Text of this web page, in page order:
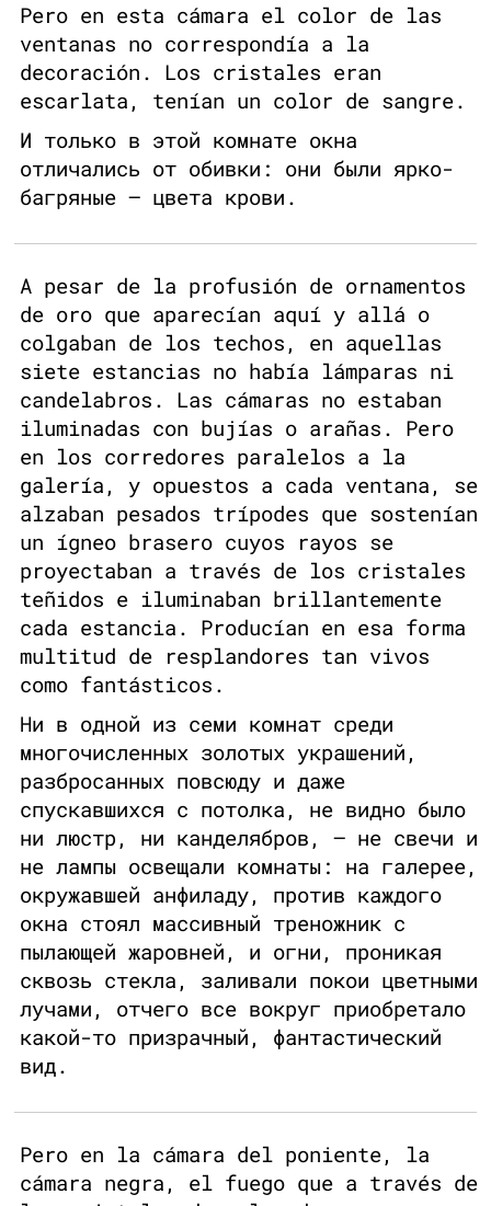
Pero en esta cámara el color de las
ventanas no correspondía a la
decoración. Los cristales eran
escarlata, tenían un color de sangre.
И только в этой комнате окна
отличались от обивки: они были ярко-
багряные — цвета крови.
A pesar de la profusión de ornamentos
de oro que aparecían aquí y allá o
colgaban de los techos, en aquellas
siete estancias no había lámparas ni
candelabros. Las cámaras no estaban
iluminadas con bujías o arañas. Pero
en los corredores paralelos a la
galería, y opuestos a cada ventana, se
alzaban pesados trípodes que sostenían
un ígneo brasero cuyos rayos se
proyectaban a través de los cristales
teñidos e iluminaban brillantemente
cada estancia. Producían en esa forma
multitud de resplandores tan vivos
como fantásticos.
Ни в одной из семи комнат среди
многочисленных золотых украшений,
разбросанных повсюду и даже
спускавшихся с потолка, не видно было
ни люстр, ни канделябров, — не свечи и
не лампы освещали комнаты: на галерее,
окружавшей анфиладу, против каждого
окна стоял массивный треножник с
пылающей жаровней, и огни, проникая
сквозь стекла, заливали покои цветными
лучами, отчего все вокруг приобретало
какой-то призрачный, фантастический
вид.
Pero en la cámara del poniente, la
cámara negra, el fuego que a través de